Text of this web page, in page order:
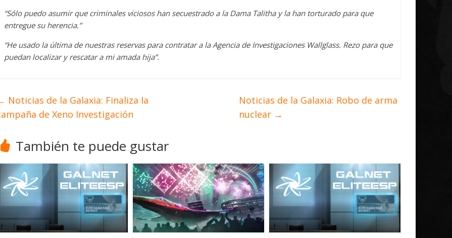
“Sólo puedo asumir que criminales viciosos han secuestrado a la Dama Talitha y la han torturado para que
entregue su herencia.”
“He usado la última de nuestras reservas para contratar a la Agencia de Investigaciones Wallglass. Rezo para que
puedan localizar y rescatar a mi amada hija”.
Noticias de la Galaxia: Finaliza la
de Xeno Investigación
Noticias de la Galaxia: Robo de arma
nuclear →
También te puede gustar